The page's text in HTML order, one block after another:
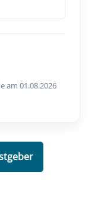
am 01.08.2026